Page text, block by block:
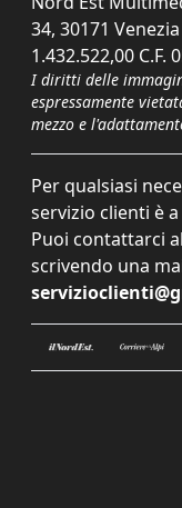
34, 30171
1.432.522,00 C.F.
I diritti delle
espressamente
mezzo e
Per qualsiasi
servizio clienti è
Puoi contattarci
scrivendo una